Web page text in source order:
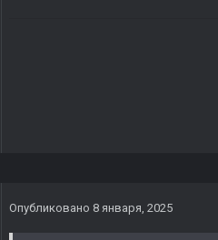
Опубликовано 8 января, 2025